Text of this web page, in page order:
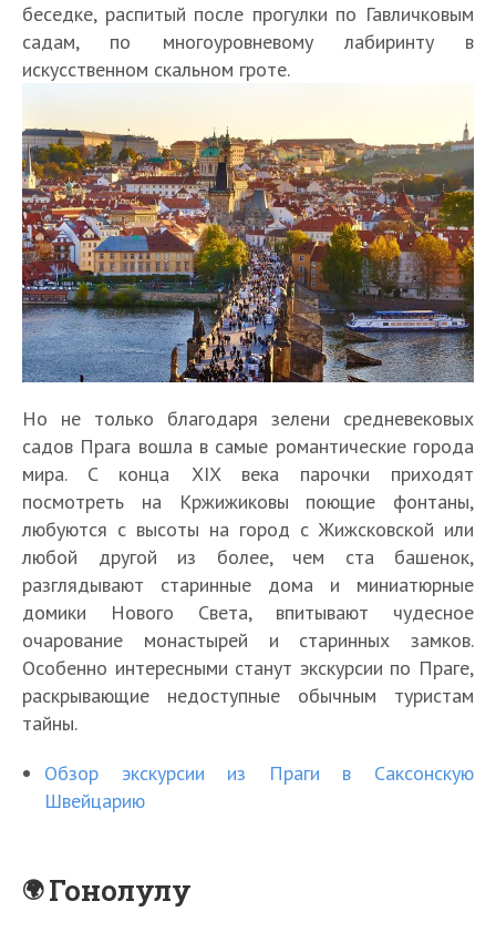
беседке, распитый после прогулки по Гавличковым
садам, по многоуровневому лабиринту в
искусственном скальном гроте.
Но не только благодаря зелени средневековых
садов Прага вошла в самые романтические города
мира. C конца XIX века парочки приходят
посмотреть на Кржижиковы поющие фонтаны,
любуются с высоты на город с Жижсковской или
любой другой из более, чем ста башенок,
разглядывают старинные дома и миниатюрные
домики Нового Света, впитывают чудесное
очарование монастырей и старинных замков.
Особенно интересными станут экскурсии по Праге,
раскрывающие недоступные обычным туристам
тайны.
Обзор экскурсии из Праги в Саксонскую
Швейцарию
Гонолулу